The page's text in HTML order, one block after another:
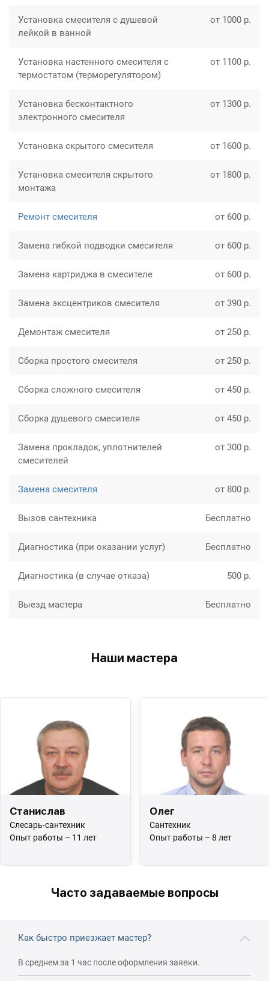
Установка смесителя с душевой
лейкой в ванной
от 1000 р.
Установка настенного смесителя с
термостатом (терморегулятором)
от 1100 р.
Установка бесконтактного
электронного смесителя
от 1300 р.
Установка скрытого смесителя от 1600 р.
Установка смесителя скрытого
монтажа
от 1800 р.
Ремонт смесителя от 600 р.
Замена гибкой подводки смесителя от 600 р.
Замена картриджа в смесителе от 600 р.
Замена эксцентриков смесителя от 390 р.
Демонтаж смесителя от 250 р.
Сборка простого смесителя от 250 р.
Сборка сложного смесителя от 450 р.
Сборка душевого смесителя от 450 р.
Замена прокладок, уплотнителей
смесителей
от 300 р.
Замена смесителя от 800 р.
Вызов сантехника Бесплатно
Диагностика (при оказании услуг) Бесплатно
Диагностика (в случае отказа) 500 р.
Выезд мастера Бесплатно
Наши мастера
Станислав
Слесарь-сантехник
Опыт работы – 11 лет
Олег
Сантехник
Опыт работы – 8 лет
Часто задаваемые вопросы
Как быстро приезжает мастер?
В среднем за 1 час после оформления заявки.